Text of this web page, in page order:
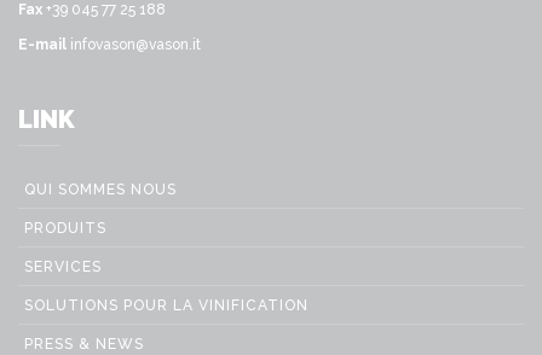
Fax +39 045 77 25 188
E-mail infovason@vason.it
LINK
QUI SOMMES NOUS
PRODUITS
SERVICES
SOLUTIONS POUR LA VINIFICATION
PRESS & NEWS